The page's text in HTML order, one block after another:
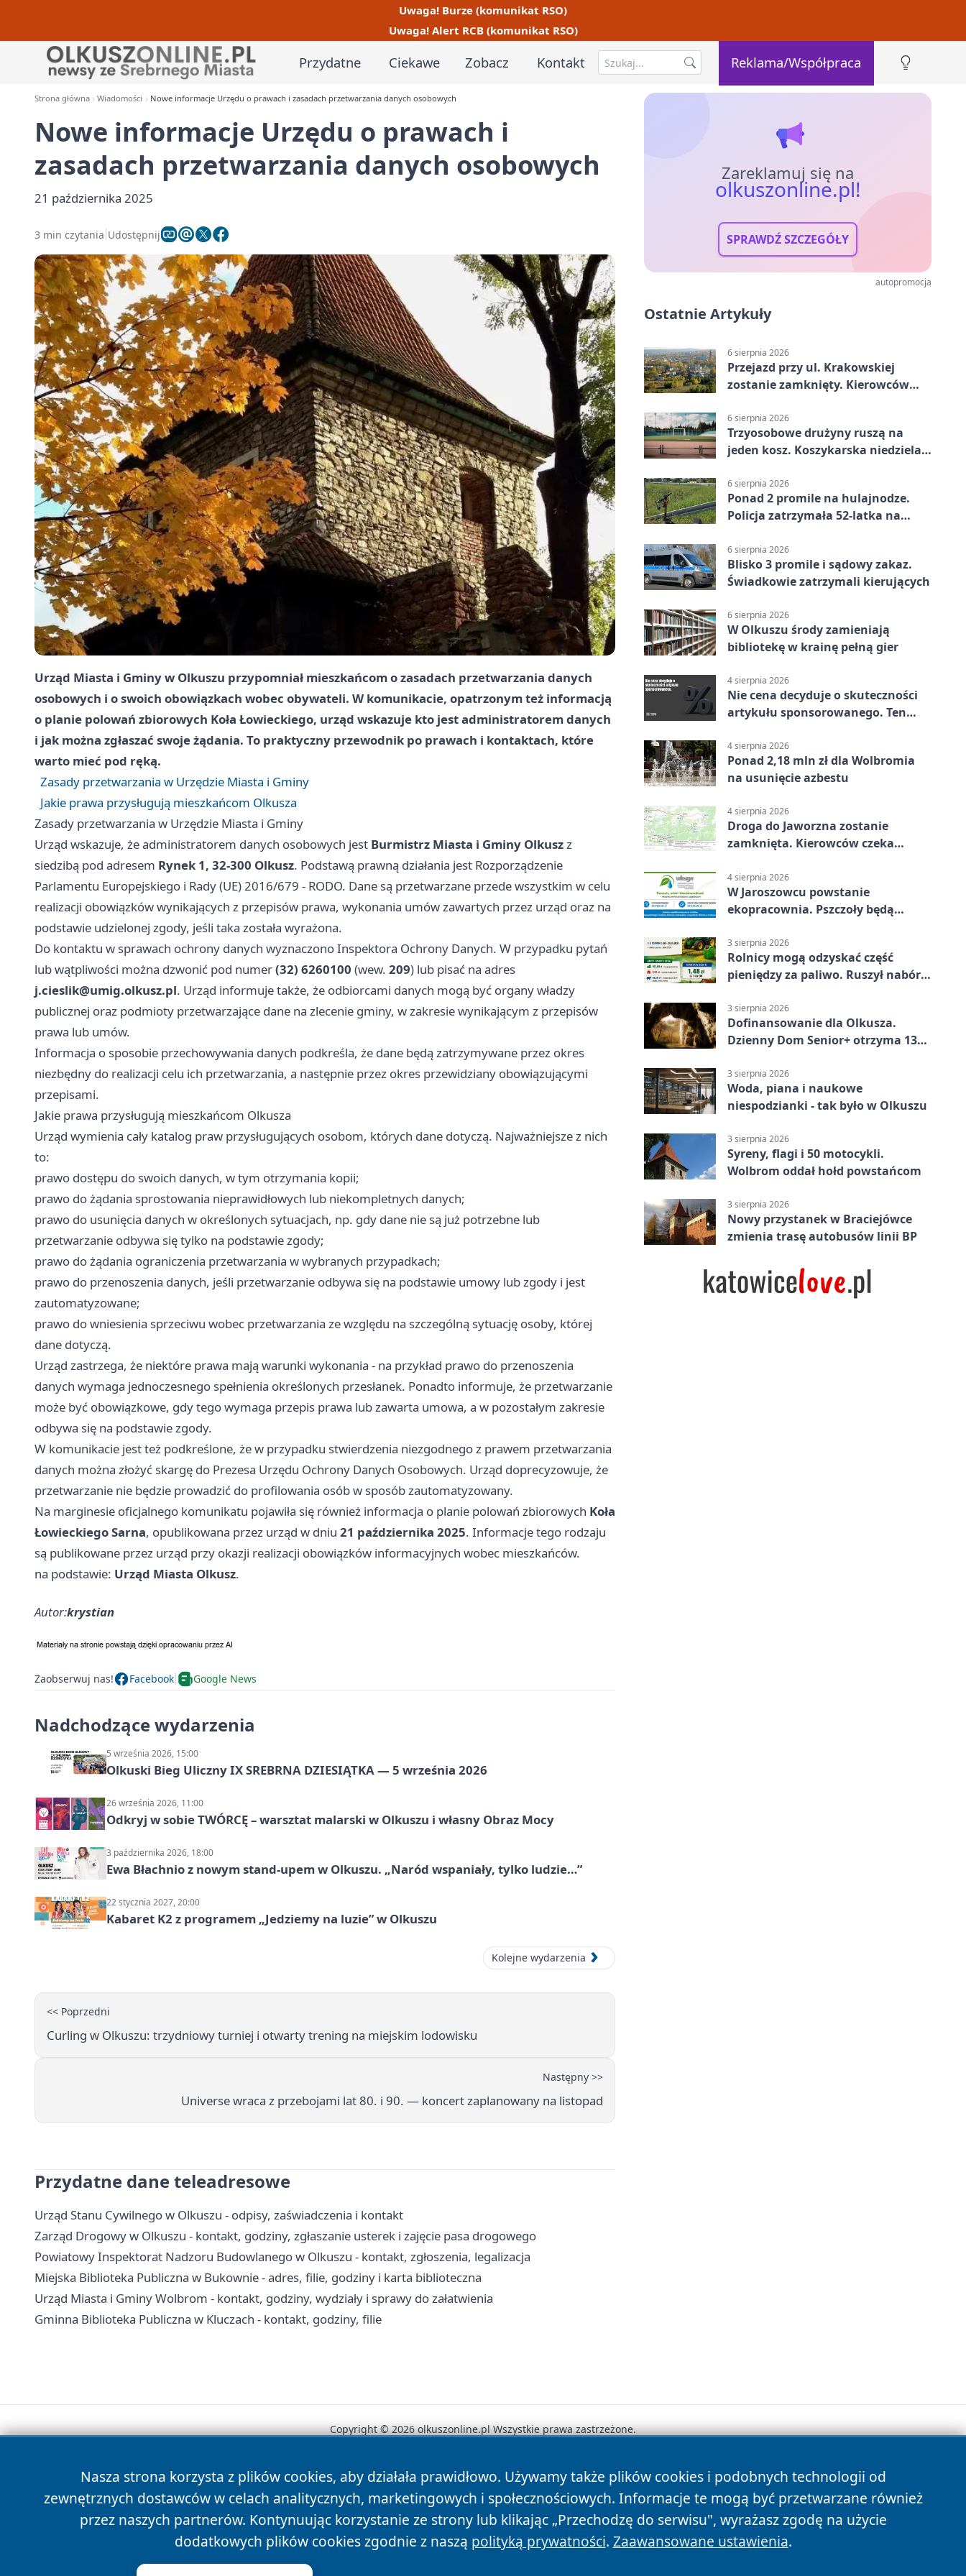
Uwaga! Burze (komunikat RSO)
Uwaga! Alert RCB (komunikat RSO)
Przydatne Ciekawe Zobacz Kontakt Reklama/Współpraca
Strona główna Wiadomości Nowe informacje Urzędu o prawach i zasadach przetwarzania danych osobowych
Nowe informacje Urzędu o prawach i
zasadach przetwarzania danych osobowych
21 października 2025
3 min czytania Udostępnij
Urząd Miasta i Gminy w Olkuszu przypomniał mieszkańcom o zasadach przetwarzania danych
osobowych i o swoich obowiązkach wobec obywateli. W komunikacie, opatrzonym też informacją
o planie polowań zbiorowych Koła Łowieckiego, urząd wskazuje kto jest administratorem danych
i jak można zgłaszać swoje żądania. To praktyczny przewodnik po prawach i kontaktach, które
warto mieć pod ręką.
Zasady przetwarzania w Urzędzie Miasta i Gminy
Jakie prawa przysługują mieszkańcom Olkusza
Zasady przetwarzania w Urzędzie Miasta i Gminy
Urząd wskazuje, że administratorem danych osobowych jest Burmistrz Miasta i Gminy Olkusz z
siedzibą pod adresem Rynek 1, 32-300 Olkusz. Podstawą prawną działania jest Rozporządzenie
Parlamentu Europejskiego i Rady (UE) 2016/679 - RODO. Dane są przetwarzane przede wszystkim w celu
realizacji obowiązków wynikających z przepisów prawa, wykonania umów zawartych przez urząd oraz na
podstawie udzielonej zgody, jeśli taka została wyrażona.
Do kontaktu w sprawach ochrony danych wyznaczono Inspektora Ochrony Danych. W przypadku pytań
lub wątpliwości można dzwonić pod numer(32) 6260100 (wew. 209) lub pisać na adres
j.cieslik@umig.olkusz.pl. Urząd informuje także, że odbiorcami danych mogą być organy władzy
publicznej oraz podmioty przetwarzające dane na zlecenie gminy, w zakresie wynikającym z przepisów
prawa lub umów.
Informacja o sposobie przechowywania danych podkreśla, że dane będą zatrzymywane przez okres
niezbędny do realizacji celu ich przetwarzania, a następnie przez okres przewidziany obowiązującymi
przepisami.
Jakie prawa przysługują mieszkańcom Olkusza
Urząd wymienia cały katalog praw przysługujących osobom, których dane dotyczą. Najważniejsze z nich
to:
prawo dostępu do swoich danych, w tym otrzymania kopii;
prawo do żądania sprostowania nieprawidłowych lub niekompletnych danych;
prawo do usunięcia danych w określonych sytuacjach, np. gdy dane nie są już potrzebne lub
przetwarzanie odbywa się tylko na podstawie zgody;
prawo do żądania ograniczenia przetwarzania w wybranych przypadkach;
prawo do przenoszenia danych, jeśli przetwarzanie odbywa się na podstawie umowy lub zgody i jest
zautomatyzowane;
prawo do wniesienia sprzeciwu wobec przetwarzania ze względu na szczególną sytuację osoby, której
dane dotyczą.
Urząd zastrzega, że niektóre prawa mają warunki wykonania - na przykład prawo do przenoszenia
danych wymaga jednoczesnego spełnienia określonych przesłanek. Ponadto informuje, że przetwarzanie
może być obowiązkowe, gdy tego wymaga przepis prawa lub zawarta umowa, a w pozostałym zakresie
odbywa się na podstawie zgody.
W komunikacie jest też podkreślone, że w przypadku stwierdzenia niezgodnego z prawem przetwarzania
danych można złożyć skargę do Prezesa Urzędu Ochrony Danych Osobowych. Urząd doprecyzowuje, że
przetwarzanie nie będzie prowadzić do profilowania osób w sposób zautomatyzowany.
Na marginesie oficjalnego komunikatu pojawiła się również informacja o planie polowań zbiorowych Koła
Łowieckiego Sarna, opublikowana przez urząd w dniu 21 października 2025. Informacje tego rodzaju
są publikowane przez urząd przy okazji realizacji obowiązków informacyjnych wobec mieszkańców.
na podstawie: Urząd Miasta Olkusz.
Autor:krystian
Zaobserwuj nas! Facebook Google News
Nadchodzące wydarzenia
5 września 2026, 15:00
Olkuski Bieg Uliczny IX SREBRNA DZIESIĄTKA — 5 września 2026
26 września 2026, 11:00
Odkryj w sobie TWÓRCĘ – warsztat malarski w Olkuszu i własny Obraz Mocy
3 października 2026, 18:00
Ewa Błachnio z nowym stand-upem w Olkuszu. „Naród wspaniały, tylko ludzie…”
22 stycznia 2027, 20:00
Kabaret K2 z programem „Jedziemy na luzie” w Olkuszu
Kolejne wydarzenia
<< Poprzedni
Curling w Olkuszu: trzydniowy turniej i otwarty trening na miejskim lodowisku
Następny >>
Universe wraca z przebojami lat 80. i 90. — koncert zaplanowany na listopad
Przydatne dane teleadresowe
Urząd Stanu Cywilnego w Olkuszu - odpisy, zaświadczenia i kontakt
Zarząd Drogowy w Olkuszu - kontakt, godziny, zgłaszanie usterek i zajęcie pasa drogowego
Powiatowy Inspektorat Nadzoru Budowlanego w Olkuszu - kontakt, zgłoszenia, legalizacja
Miejska Biblioteka Publiczna w Bukownie - adres, filie, godziny i karta biblioteczna
Urząd Miasta i Gminy Wolbrom - kontakt, godziny, wydziały i sprawy do załatwienia
Gminna Biblioteka Publiczna w Kluczach - kontakt, godziny, filie
Zareklamuj się na
olkuszonline.pl!
SPRAWDŹ SZCZEGÓŁY
autopromocja
Ostatnie Artykuły
6 sierpnia 2026
Przejazd przy ul. Krakowskiej
zostanie zamknięty. Kierowców
6 sierpnia 2026
Trzyosobowe drużyny ruszą na
jeden kosz. Koszykarska niedziela
6 sierpnia 2026
Ponad 2 promile na hulajnodze.
Policja zatrzymała 52-latka na
6 sierpnia 2026
Blisko 3 promile i sądowy zakaz.
Świadkowie zatrzymali kierujących
6 sierpnia 2026
W Olkuszu środy zamieniają
bibliotekę w krainę pełną gier
4 sierpnia 2026
Nie cena decyduje o skuteczności
artykułu sponsorowanego. Ten
4 sierpnia 2026
Ponad 2,18 mln zł dla Wolbromia
na usunięcie azbestu
4 sierpnia 2026
Droga do Jaworzna zostanie
zamknięta. Kierowców czeka
4 sierpnia 2026
W Jaroszowcu powstanie
ekopracownia. Pszczoły będą
3 sierpnia 2026
Rolnicy mogą odzyskać część
pieniędzy za paliwo. Ruszył nabór
3 sierpnia 2026
Dofinansowanie dla Olkusza.
Dzienny Dom Senior+ otrzyma 134
3 sierpnia 2026
Woda, piana i naukowe
niespodzianki - tak było w Olkuszu
3 sierpnia 2026
Syreny, flagi i 50 motocykli.
Wolbrom oddał hołd powstańcom
3 sierpnia 2026
Nowy przystanek w Braciejówce
zmienia trasę autobusów linii BP
Nasza strona korzysta z plików cookies, aby działała prawidłowo. Używamy także plików cookies i podobnych technologii od
zewnętrznych dostawców w celach analitycznych, marketingowych i społecznościowych. Informacje te mogą być przetwarzane również
przez naszych partnerów. Kontynuując korzystanie ze strony lub klikając „Przechodzę do serwisu", wyrażasz zgodę na użycie
dodatkowych plików cookies zgodnie z naszą polityką prywatności. Zaawansowane ustawienia.
Copyright © 2026 olkuszonline.pl Wszystkie prawa zastrzeżone.
News Autorzy Polityka Prywatności Polityka Cookies